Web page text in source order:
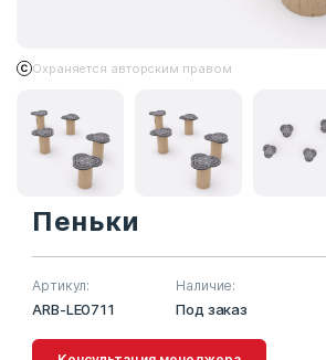
Охраняется авторским правом
Пеньки
Артикул:
ARB-LE0711
Наличие:
Под заказ